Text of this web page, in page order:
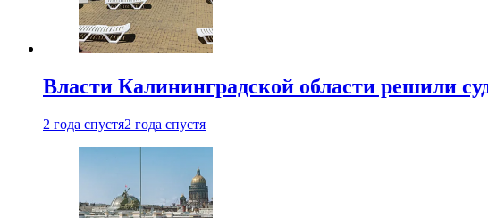
Власти Калининградской области решили
2 года спустя2 года спустя